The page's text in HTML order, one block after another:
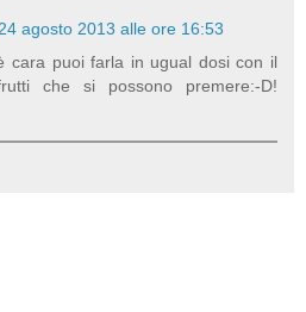
24 agosto 2013 alle ore 16:53
cara puoi farla in ugual dosi con il
che si possono premere:-D!